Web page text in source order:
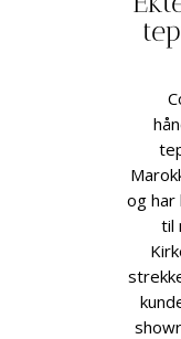
og
til